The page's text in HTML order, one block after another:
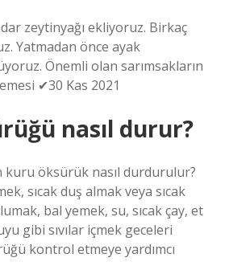
zeytinyağı ekliyoruz. Birkaç
Yatmadan önce ayak
Önemli olan sarımsakların
✔30 Kas 2021
nasıl durur?
kuru öksürük nasıl durdurulur?
sıcak duş almak veya sıcak
bal yemek, su, sıcak çay, et
gibi sıvılar içmek geceleri
kontrol etmeye yardımcı